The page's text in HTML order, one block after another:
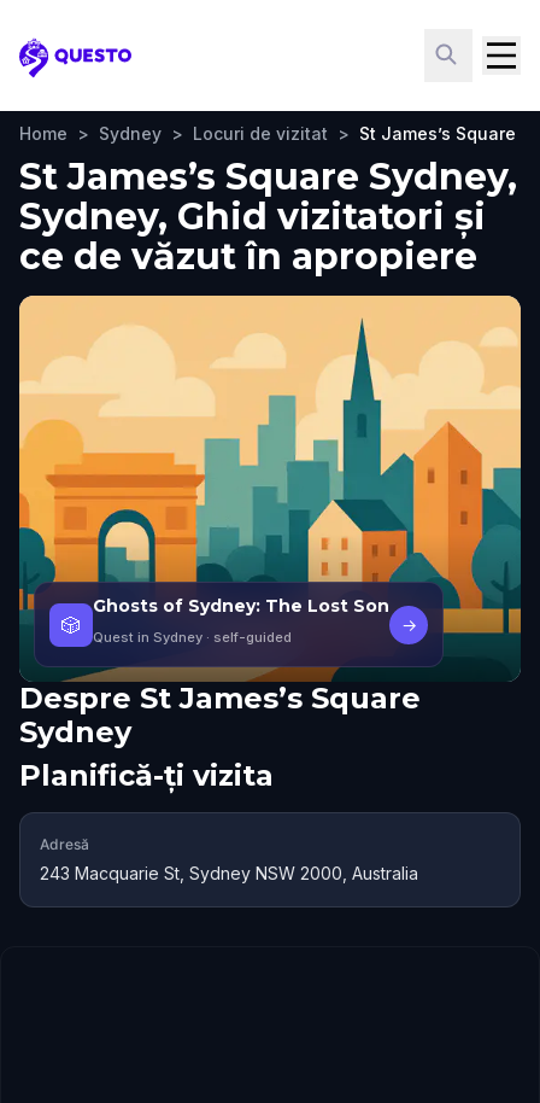
Questo
Home > Sydney > Locuri de vizitat > St James’s Square
St James’s Square Sydney,
Sydney, Ghid vizitatori și
ce de văzut în apropiere
🎲
Ghosts of Sydney: The Lost Son
Quest in Sydney · self-guided
→
Despre St James’s Square
Sydney
Planifică-ți vizita
Adresă
243 Macquarie St, Sydney NSW 2000, Australia